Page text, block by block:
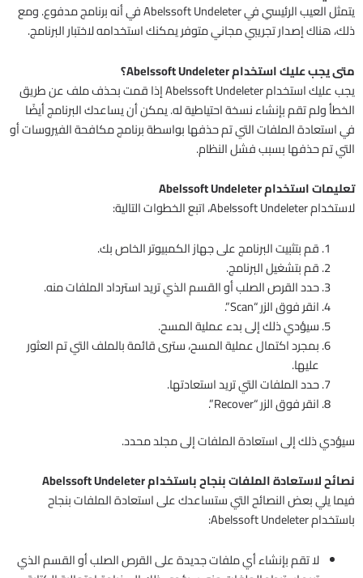
يتمثل العيب الرئيسي في Abelssoft Undeleter في أنه برنامج مدفوع. ومع
ذلك، هناك إصدار تجريبي مجاني متوفر يمكنك استخدامه لاختبار البرنامج.
متى يجب عليك استخدام Abelssoft Undeleter؟
يجب عليك استخدام Abelssoft Undeleter إذا قمت بحذف ملف عن طريق
الخطأ ولم تقم بإنشاء نسخة احتياطية له. يمكن أن يساعدك البرنامج أيضًا
في استعادة الملفات التي تم حذفها بواسطة برنامج مكافحة الفيروسات أو
التي تم حذفها بسبب فشل النظام.
تعليمات استخدام Abelssoft Undeleter
لاستخدام Abelssoft Undeleter، اتبع الخطوات التالية:
قم بتثبيت البرنامج على جهاز الكمبيوتر الخاص بك.
قم بتشغيل البرنامج.
حدد القرص الصلب أو القسم الذي تريد استرداد الملفات منه.
انقر فوق الزر “Scan”.
سيؤدي ذلك إلى بدء عملية المسح.
بمجرد اكتمال عملية المسح، سترى قائمة بالملف التي تم العثور
عليها.
حدد الملفات التي تريد استعادتها.
انقر فوق الزر “Recover”.
سيؤدي ذلك إلى استعادة الملفات إلى مجلد محدد.
نصائح لاستعادة الملفات بنجاح باستخدام Abelssoft Undeleter
فيما يلي بعض النصائح التي ستساعدك على استعادة الملفات بنجاح
باستخدام Abelssoft Undeleter:
لا تقم بإنشاء أي ملفات جديدة على القرص الصلب أو القسم الذي